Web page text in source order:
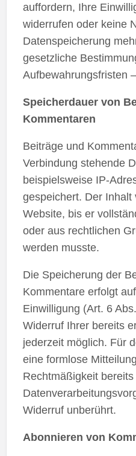
auffordern, Ihre
widerrufen oder keine
Datenspeicherung
gesetzliche
Aufbewahrungsfristen
Speicherdauer von
Kommentaren
Beiträge und
Verbindung stehende
beispielsweise IP-
gespeichert. Der
Website, bis er
oder aus rechtlichen
werden musste.
Die Speicherung der
Kommentare erfolgt
Einwilligung (Art. 6
Widerruf Ihrer bereits
jederzeit möglich. Für
eine formlose
Rechtmäßigkeit
Widerruf unberührt.
Abonnieren von